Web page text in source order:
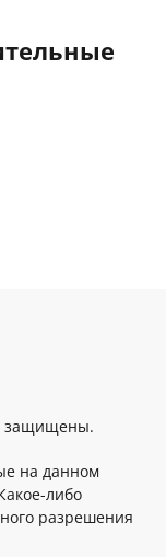
защищены.
на данном
либо
разрешения